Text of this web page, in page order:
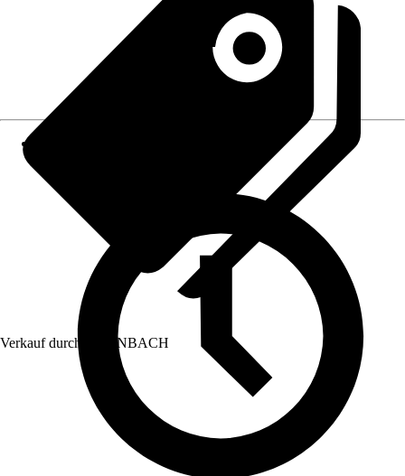
Verkauf durch: HORNBACH